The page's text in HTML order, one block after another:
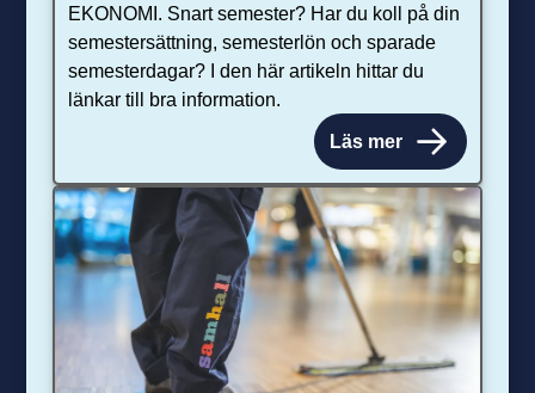
EKONOMI. Snart semester? Har du koll på din
semestersättning, semesterlön och sparade
semesterdagar? I den här artikeln hittar du
länkar till bra information.
Läs mer